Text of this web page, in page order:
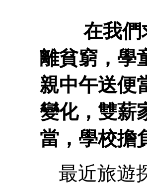
在我們求
離貧窮，學
親中午送便
變化，雙薪
當，學校擔
最近旅遊探